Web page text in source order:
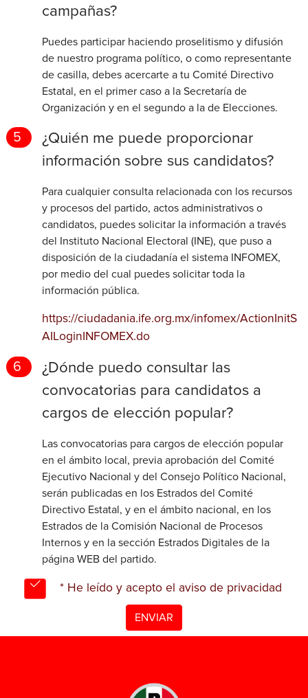
campañas?
Puedes participar haciendo proselitismo y difusión
de nuestro programa político, o como representante
de casilla, debes acercarte a tu Comité Directivo
Estatal, en el primer caso a la Secretaría de
Organización y en el segundo a la de Elecciones.
5
¿Quién me puede proporcionar
información sobre sus candidatos?
Para cualquier consulta relacionada con los recursos
y procesos del partido, actos administrativos o
candidatos, puedes solicitar la información a través
del Instituto Nacional Electoral (INE), que puso a
disposición de la ciudadanía el sistema INFOMEX,
por medio del cual puedes solicitar toda la
información pública.
https://ciudadania.ife.org.mx/infomex/ActionInitS
AILoginINFOMEX.do
6
¿Dónde puedo consultar las
convocatorias para candidatos a
cargos de elección popular?
Las convocatorias para cargos de elección popular
en el ámbito local, previa aprobación del Comité
Ejecutivo Nacional y del Consejo Político Nacional,
serán publicadas en los Estrados del Comité
Directivo Estatal, y en el ámbito nacional, en los
Estrados de la Comisión Nacional de Procesos
Internos y en la sección Estrados Digitales de la
página WEB del partido.
* He leído y acepto el aviso de privacidad